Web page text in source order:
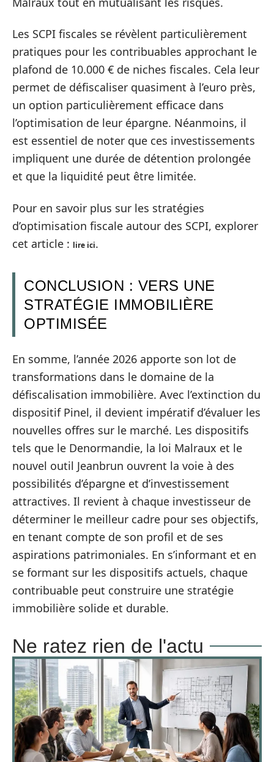
Les SCPI fiscales se révèlent particulièrement
pratiques pour les contribuables approchant le
plafond de 10.000 € de niches fiscales. Cela leur
permet de défiscaliser quasiment à l’euro près,
un option particulièrement efficace dans
l’optimisation de leur épargne. Néanmoins, il
est essentiel de noter que ces investissements
impliquent une durée de détention prolongée
et que la liquidité peut être limitée.
Pour en savoir plus sur les stratégies
d’optimisation fiscale autour des SCPI, explorer
cet article : lire ici.
CONCLUSION : VERS UNE
STRATÉGIE IMMOBILIÈRE
OPTIMISÉE
En somme, l’année 2026 apporte son lot de
transformations dans le domaine de la
défiscalisation immobilière. Avec l’extinction du
dispositif Pinel, il devient impératif d’évaluer les
nouvelles offres sur le marché. Les dispositifs
tels que le Denormandie, la loi Malraux et le
nouvel outil Jeanbrun ouvrent la voie à des
possibilités d’épargne et d’investissement
attractives. Il revient à chaque investisseur de
déterminer le meilleur cadre pour ses objectifs,
en tenant compte de son profil et de ses
aspirations patrimoniales. En s’informant et en
se formant sur les dispositifs actuels, chaque
contribuable peut construire une stratégie
immobilière solide et durable.
Ne ratez rien de l'actu